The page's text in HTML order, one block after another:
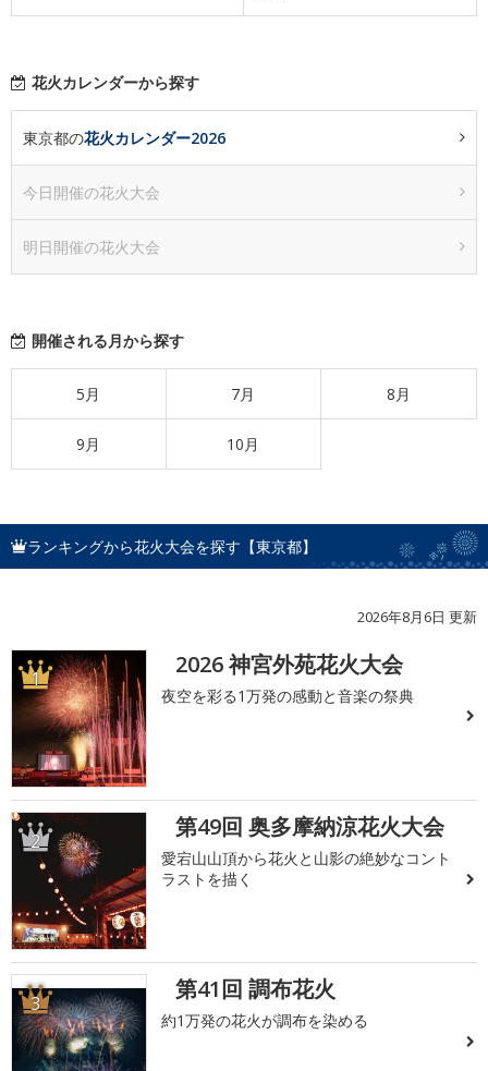
花火カレンダーから探す
東京都の花火カレンダー2026
今日開催の花火大会
明日開催の花火大会
開催される月から探す
5月 7月 8月
9月 10月
ランキングから花火大会を探す【東京都】
2026年8月6日 更新
1 2026 神宮外苑花火大会
夜空を彩る1万発の感動と音楽の祭典
2 第49回 奥多摩納涼花火大会
愛宕山山頂から花火と山影の絶妙なコント
ラストを描く
3 第41回 調布花火
約1万発の花火が調布を染める